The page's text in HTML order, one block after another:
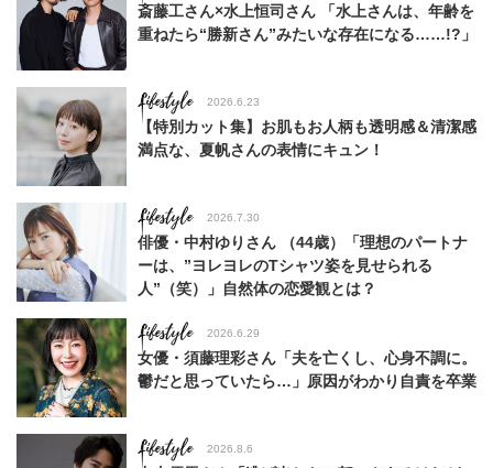
斎藤工さん×水上恒司さん 「水上さんは、年齢を
重ねたら“勝新さん”みたいな存在になる……!?」
Lifestyle 2026.6.23
【特別カット集】お肌もお人柄も透明感＆清潔感
満点な、夏帆さんの表情にキュン！
Lifestyle 2026.7.30
俳優・中村ゆりさん （44歳）「理想のパートナ
ーは、”ヨレヨレのTシャツ姿を見せられる
人”（笑）」自然体の恋愛観とは？
Lifestyle 2026.6.29
女優・須藤理彩さん「夫を亡くし、心身不調に。
鬱だと思っていたら…」原因がわかり自責を卒業
Lifestyle 2026.8.6